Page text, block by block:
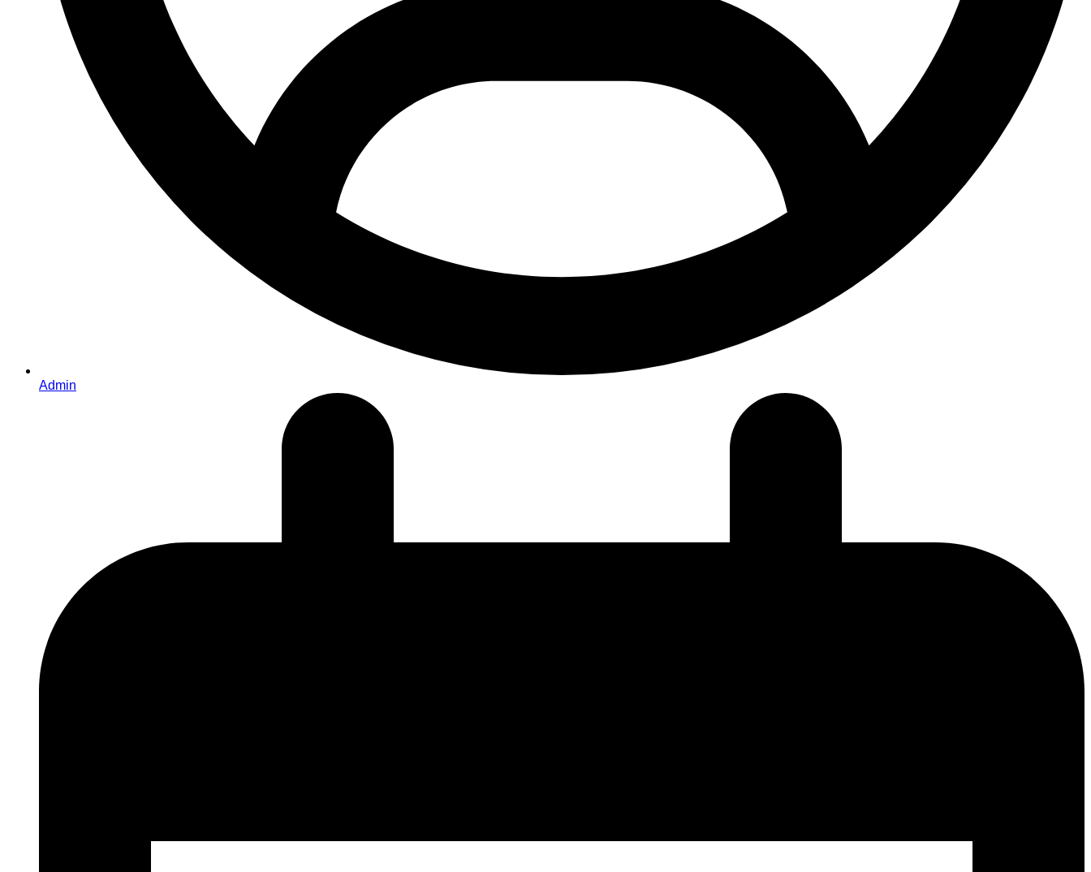
Admin